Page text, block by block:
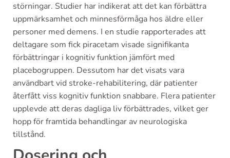
störningar. Studier har indikerat att det kan förbättra
uppmärksamhet och minnesförmåga hos äldre eller
personer med demens. I en studie rapporterades att
deltagare som fick piracetam visade signifikanta
förbättringar i kognitiv funktion jämfört med
placebogruppen. Dessutom har det visats vara
användbart vid stroke-rehabilitering, där patienter
återfått viss kognitiv funktion snabbare. Flera patienter
upplevde att deras dagliga liv förbättrades, vilket ger
hopp för framtida behandlingar av neurologiska
tillstånd.